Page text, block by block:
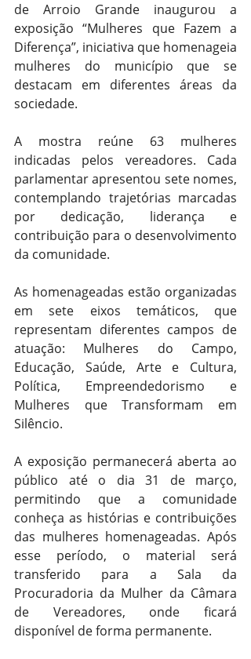
de Arroio Grande inaugurou a
exposição “Mulheres que Fazem a
Diferença”, iniciativa que homenageia
mulheres do município que se
destacam em diferentes áreas da
sociedade.
A mostra reúne 63 mulheres
indicadas pelos vereadores. Cada
parlamentar apresentou sete nomes,
contemplando trajetórias marcadas
por dedicação, liderança e
contribuição para o desenvolvimento
da comunidade.
As homenageadas estão organizadas
em sete eixos temáticos, que
representam diferentes campos de
atuação: Mulheres do Campo,
Educação, Saúde, Arte e Cultura,
Política, Empreendedorismo e
Mulheres que Transformam em
Silêncio.
A exposição permanecerá aberta ao
público até o dia 31 de março,
permitindo que a comunidade
conheça as histórias e contribuições
das mulheres homenageadas. Após
esse período, o material será
transferido para a Sala da
Procuradoria da Mulher da Câmara
de Vereadores, onde ficará
disponível de forma permanente.